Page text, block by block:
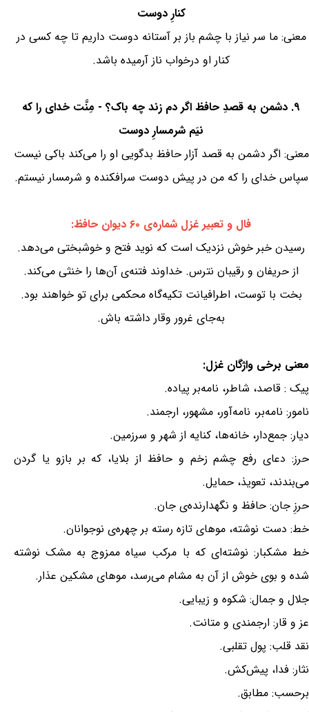
کنارِ دوست
معنی: ما سر نیاز با چشم باز بر آستانه دوست داریم تا چه کسی در
کنار او درخواب ناز آرمیده باشد.
۹. دشمن به قصدِ حافظ اگر دم زند چه باک؟ - مِنَّت خدای را که
نیَم شرمسارِ دوست
معنی: اگر دشمن به قصد آزار حافظ بدگویی او را می‌کند باکی نیست
سپاس خدای را که من در پیش دوست سرافکنده و شرمسار نیستم.
فال و تعبیر غزل شماره‌ی ۶۰ دیوان حافظ:
رسیدن خبر خوش نزدیک است که نوید فتح و خوشبختی می‌دهد.
از حریفان و رقیبان نترس. خداوند فتنه‌ی آن‌ها را خنثی می‌کند.
بخت با توست، اطرافیانت تکیه‌گاه محکمی برای تو خواهند بود.
به‌جای غرور وقار داشته باش.
معنی برخی واژگان غزل:
پیک : قاصد، شاطر، نامه‌بر پیاده.
نامور: نامه‌بر، نامه‌آور، مشهور، ارجمند.
دیار: جمع‌دار، خانه‌ها، کنایه از شهر و سرزمین.
حرز: دعای رفع چشم زخم و حافظ از بلایا، که بر بازو یا گردن
می‌بندند، تعویذ، حمایل.
حرزِ جان: حافظ و نگهدارنده‌ی جان.
خط: دست نوشته، موهای تازه رسته بر چهره‌ی نوجوانان.
خط مشکبار: نوشته‌ای که با مرکب سیاه ممزوج به مشک نوشته
شده و بوی خوش از آن به مشام می‌رسد، موهای مشکین عذار.
جلال و جمال: شکوه و زیبایی.
عز و قار: ارجمندی و متانت.
نقد قلب: پول تقلبی.
نثار: فدا، پیش‌کش.
برحسب: مطابق.